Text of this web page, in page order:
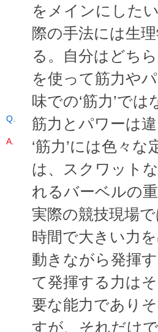
をメインにした
際の手法には生
る。自分はどち
を使って筋力や
味での‘筋力’で
筋力とパワーは
‘筋力’には色々
は、スクワット
れるバーベルの
実際の競技現場
時間で大きい力
動きながら発揮
て発揮する力は
要な能力であり
すが、それだけ